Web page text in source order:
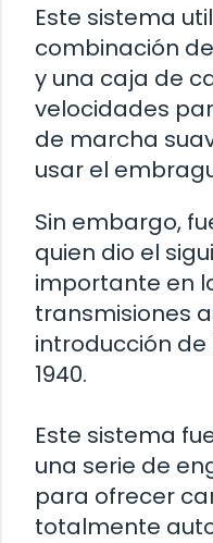
Este sistema
combinación
y una caja de
velocidades
de marcha
usar el
Sin embargo,
quien dio el
importante en
transmisiones
introducción de
1940.
Este sistema
una serie de
para ofrecer
totalmente